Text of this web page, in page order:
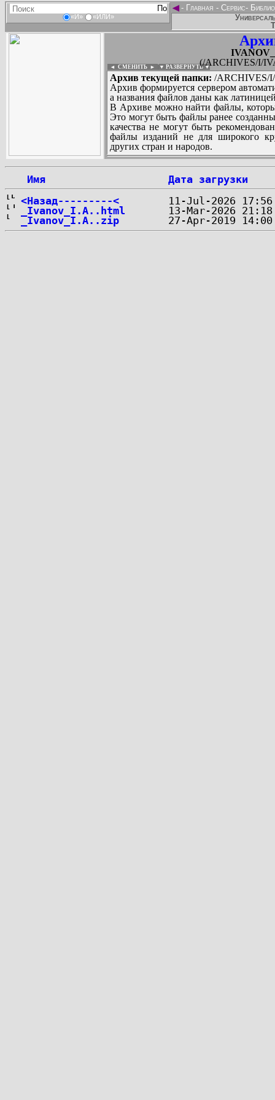
«И» «ИЛИ»
◄- Главная - Сервис-
(/ARCHIVES/I/
◄ СМЕНИТЬ ► ▼ РАЗВЕРНУТЬ ▼
Архив текущей папки: /ARCHIVES/
Архив формируется сервером
а названия файлов даны как
В Архиве можно найти файлы,
Это могут быть файлы ранее
качества не могут быть
файлы изданий не для широкого
других стран и народов.
Имя
Дата загрузки
<Назад---------<
_Ivanov_I.A..html
_Ivanov_I.A..zip